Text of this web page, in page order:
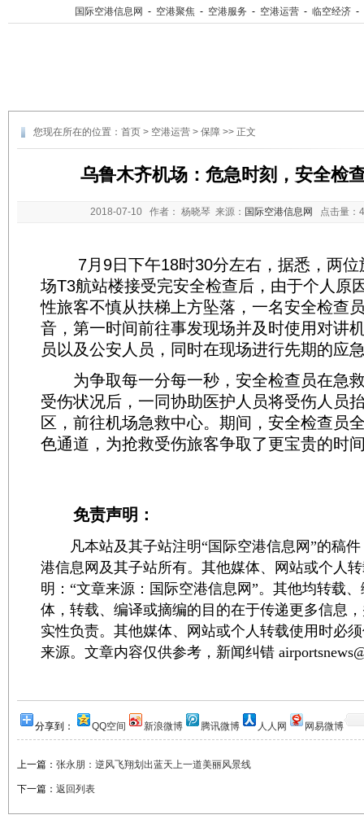
国际空港信息网 - 空港聚焦 - 空港服务 - 空港运营 - 临空经济 -
您现在所在的位置： 首页 > 空港运营 > 保障 >> 正文
乌鲁木齐机场：危急时刻，安全检
2018-07-10 作者： 杨晓琴 来源： 国际空港信息网 点击量：
7月9日下午18时30分左右，据悉，两位
场T3航站楼接受完安全检查后，由于个人原
性旅客不慎从扶梯上方坠落，一名安全检查
音，第一时间前往事发现场并及时使用对讲
员以及公安人员，同时在现场进行先期的应
为争取每一分每一秒，安全检查员在急
受伤状况后，一同协助医护人员将受伤人员
区，前往机场急救中心。期间，安全检查员
色通道，为抢救受伤旅客争取了更宝贵的时
免责声明：
凡本站及其子站注明“国际空港信息网”的稿件
港信息网及其子站所有。其他媒体、网站或个人
明：“文章来源：国际空港信息网”。其他均转载
体，转载、编译或摘编的目的在于传递更多信息
实性负责。其他媒体、网站或个人转载使用时必
来源。文章内容仅供参考，新闻纠错
分享到： QQ空间 新浪微博 腾讯微博 人人网 网易微博
上一篇： 张永朋：逆风飞翔划出蓝天上一道美丽风景线
下一篇： 返回列表